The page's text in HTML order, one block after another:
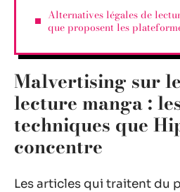
Alternatives légales de
que proposent les
Malvertising sur
lecture manga :
techniques que
concentre
Les articles qui traitent du